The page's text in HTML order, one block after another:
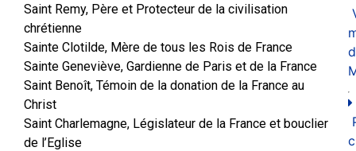
Saint Remy, Père et Protecteur de la civilisation
chrétienne
Sainte Clotilde, Mère de tous les Rois de France
Sainte Geneviève, Gardienne de Paris et de la France
Saint Benoît, Témoin de la donation de la France au
Christ
Saint Charlemagne, Législateur de la France et bouclier
de l’Eglise